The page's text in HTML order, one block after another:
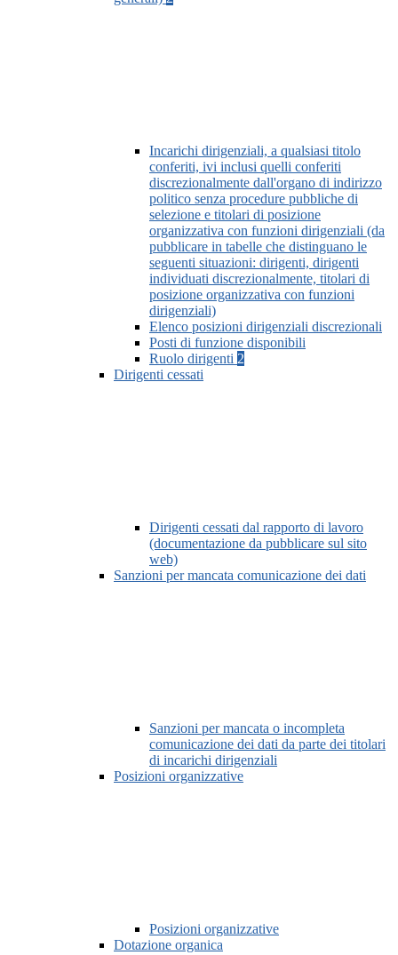
Incarichi dirigenziali, a qualsiasi titolo
conferiti, ivi inclusi quelli conferiti
discrezionalmente dall'organo di indirizzo
politico senza procedure pubbliche di
selezione e titolari di posizione
organizzativa con funzioni dirigenziali (da
pubblicare in tabelle che distinguano le
seguenti situazioni: dirigenti, dirigenti
individuati discrezionalmente, titolari di
posizione organizzativa con funzioni
dirigenziali)
Elenco posizioni dirigenziali discrezionali
Posti di funzione disponibili
Ruolo dirigenti 2
Dirigenti cessati
Dirigenti cessati dal rapporto di lavoro
(documentazione da pubblicare sul sito
web)
Sanzioni per mancata comunicazione dei dati
Sanzioni per mancata o incompleta
comunicazione dei dati da parte dei titolari
di incarichi dirigenziali
Posizioni organizzative
Posizioni organizzative
Dotazione organica